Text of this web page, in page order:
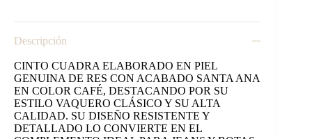
Descripción
CINTO CUADRA ELABORADO EN PIEL
GENUINA DE RES CON ACABADO SANTA ANA
EN COLOR CAFÉ, DESTACANDO POR SU
ESTILO VAQUERO CLÁSICO Y SU ALTA
CALIDAD. SU DISEÑO RESISTENTE Y
DETALLADO LO CONVIERTE EN EL